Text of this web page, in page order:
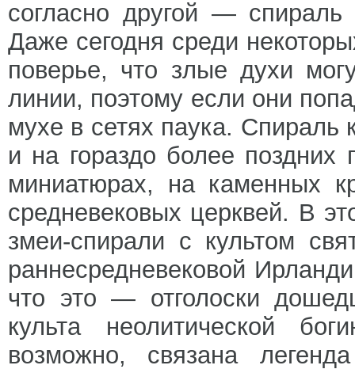
согласно другой —
Даже сегодня среди
поверье, что злые духи
линии, поэтому если они
мухе в сетях паука. Спираль
и на гораздо более
миниатюрах, на каменных
средневековых церквей. В
змеи-спирали с культом
раннесредневековой
что это — отголоски
культа неолитической
возможно, связана